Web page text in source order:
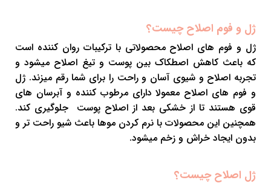
ژل و فوم اصلاح چیست؟
ژل و فوم های اصلاح محصولاتی با ترکیبات روان کننده است
که باعث کاهش اصطکاک بین پوست و تیغ اصلاح میشود و
تجربه اصلاح و شیوی آسان و راحت را برای شما رقم میزند. ژل
و فوم های اصلاح معمولا دارای مرطوب کننده و آبرسان های
قوی هستند تا از خشکی بعد از اصلاح پوست جلوگیری کند.
همچنین این محصولات با نرم کردن موها باعث شیو راحت تر و
بدون ایجاد خراش و زخم میشود.
ژل اصلاح چیست؟